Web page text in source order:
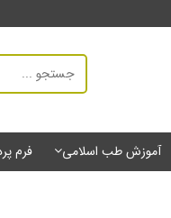
آموزش طب اسلامی فرم